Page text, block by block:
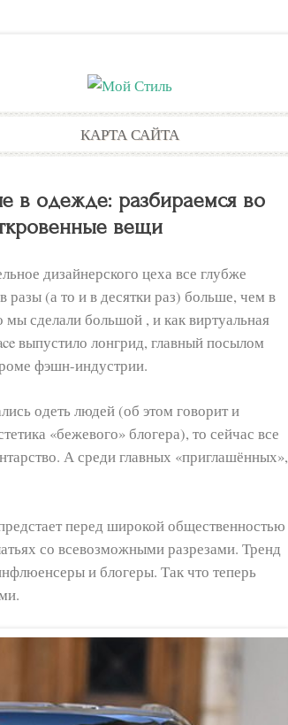
to
КАРТА САЙТА
в одежде: разбираемся во
вещи
дизайнерского цеха все глубже
разы (а то и в десятки раз) больше, чем в
сделали большой , и как виртуальная
выпустило лонгрид, главный посылом
фэшн-индустрии.
одеть людей (об этом говорит и
«бежевого» блогера), то сейчас все
А среди главных «приглашённых»,
перед широкой общественностью
со всевозможными разрезами. Тренд
и блогеры. Так что теперь